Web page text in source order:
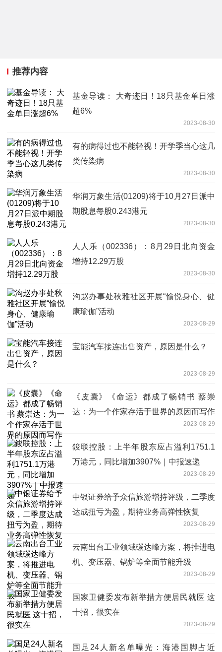
推荐内容
基金导读： 大奇迹日！18只基金单日涨
超6%
2023-08-30
有的病得过也不能轻视！开学季当心这几
类传染病
2023-08-30
华润万象生活(01209)将于10月27日派中
期股息每股0.243港元
2023-08-30
人人乐（002336）：8月29日北向资金
增持12.29万股
2023-08-30
沟赵办事处秋雅社区开展“愉悦身心、健
康瑜伽”活动
2023-08-29
宝能汽车接连出售资产，原因是什么？
2023-08-29
《皮囊》《命运》都成了畅销书 蔡崇
达：为一个作家存活于世界的原因而写作
2023-08-29
鋑联控股：上半年股东应占溢利1751.1
万港元，同比增加3907%｜中报速递
2023-08-29
中银证券给予众信旅游增持评级，二季度
达成扭亏为盈，期待业务高弹性恢复
2023-08-29
云南出台工业领域碳达峰方案，将推进电
机、变压器、锅炉等全面节能升级
2023-08-29
国家卫健委发布新举措方便居民就医 这
十招，很实在
2023-08-29
国足24人新名单曝光：海港国脚占近